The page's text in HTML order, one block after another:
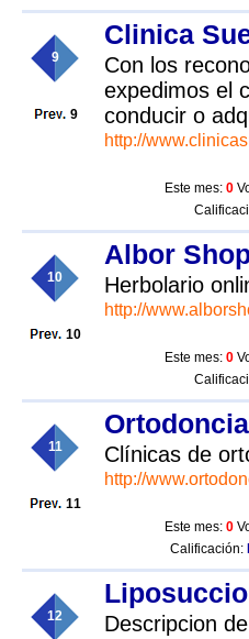
9
9
Clinica
Con los
expedimos el
conducir o
http://
Este mes: 0
10
10
Albor
Herbolario
http://
Este mes: 0
11
11
Clínicas de
http://
Este mes: 0
Calificación:
12
Descripcion